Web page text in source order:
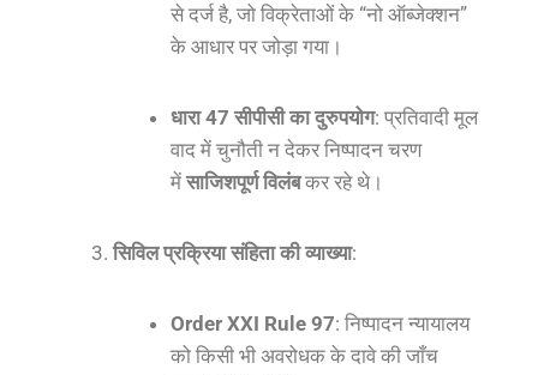
से दर्ज है, जो विक्रेताओं के “नो ऑब्जेक्शन”
के आधार पर जोड़ा गया।
धारा 47 सीपीसी का दुरुपयोग: प्रतिवादी मूल
वाद में चुनौती न देकर निष्पादन चरण
में साजिशपूर्ण विलंबकर रहे थे।
सिविल प्रक्रिया संहिता की व्याख्या:
Order XXI Rule 97: निष्पादन न्यायालय
को किसी भी अवरोधक के दावे की जाँच